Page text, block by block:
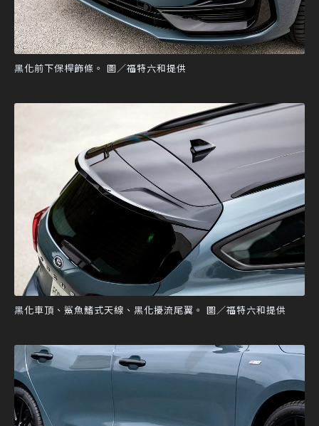
黑化前下保桿飾條。 圖／福特六和提供
黑化車頂、鯊魚鰭式天線、黑化擾流尾翼。 圖／福特六和提供